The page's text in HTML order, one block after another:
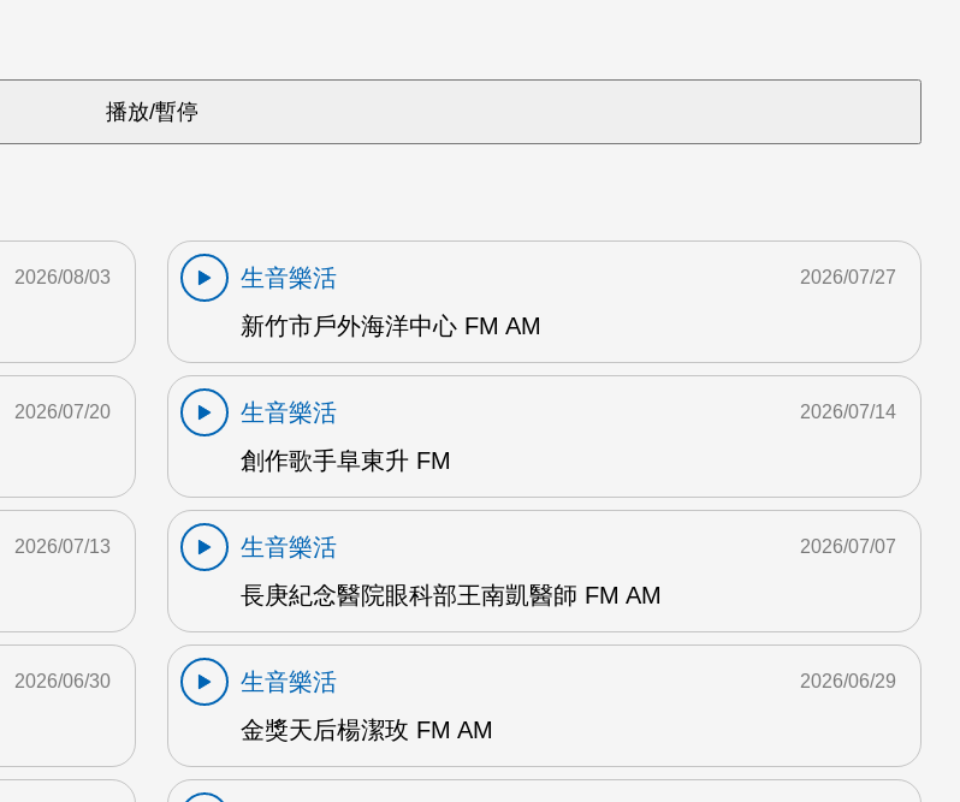
2026/08/03
生音樂活
新竹市戶外海洋中心 FM AM
2026/07/27
2026/07/20
生音樂活
創作歌手阜東升 FM
2026/07/14
2026/07/13
生音樂活
長庚紀念醫院眼科部王南凱醫師 FM AM
2026/07/07
2026/06/30
生音樂活
金獎天后楊潔玫 FM AM
2026/06/29